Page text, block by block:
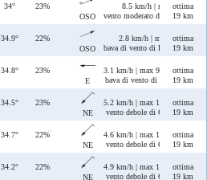
34°
23%
OSO
8.5 km/h | max 12 km/h
vento moderato di Libeccio/
ottima
19 km
34.9°
22%
OSO
2.8 km/h | max 12 km/h
bava di vento di Libeccio/
ottima
19 km
34.8°
23%
E
3.1 km/h | max 9.4 km/h
bava di vento di Levante
ottima
19 km
34.5°
23%
NE
5.2 km/h | max 12 km/h
vento debole di Grecale
ottima
19 km
34.7°
22%
NE
4.6 km/h | max 13 km/h
vento debole di Grecale
ottima
19 km
34.2°
22%
NE
4.9 km/h | max 13 km/h
vento debole di Grecale
ottima
19 km